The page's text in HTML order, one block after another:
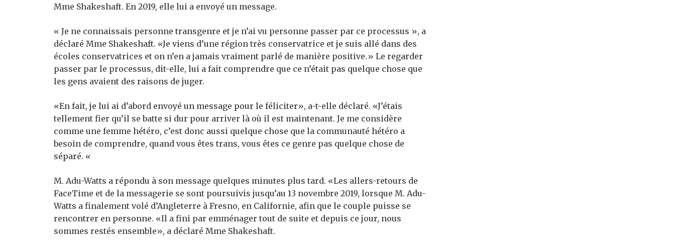
Mme Shakeshaft. En 2019, elle lui a envoyé un message.
« Je ne connaissais personne transgenre et je n’ai vu personne passer par ce processus », a
déclaré Mme Shakeshaft. «Je viens d’une région très conservatrice et je suis allé dans des
écoles conservatrices et on n’en a jamais vraiment parlé de manière positive.» Le regarder
passer par le processus, dit-elle, lui a fait comprendre que ce n’était pas quelque chose que
les gens avaient des raisons de juger.
«En fait, je lui ai d’abord envoyé un message pour le féliciter», a-t-elle déclaré. «J’étais
tellement fier qu’il se batte si dur pour arriver là où il est maintenant. Je me considère
comme une femme hétéro, c’est donc aussi quelque chose que la communauté hétéro a
besoin de comprendre, quand vous êtes trans, vous êtes ce genre pas quelque chose de
séparé. «
M. Adu-Watts a répondu à son message quelques minutes plus tard. «Les allers-retours de
FaceTime et de la messagerie se sont poursuivis jusqu’au 13 novembre 2019, lorsque M. Adu-
Watts a finalement volé d’Angleterre à Fresno, en Californie, afin que le couple puisse se
rencontrer en personne. «Il a fini par emménager tout de suite et depuis ce jour, nous
sommes restés ensemble», a déclaré Mme Shakeshaft.